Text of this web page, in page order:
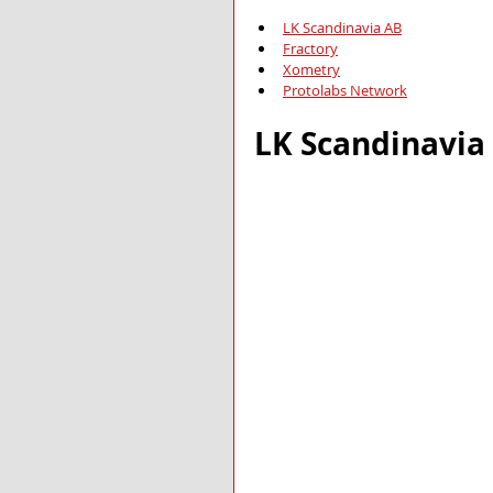
LK Scandinavia AB
Fractory
Xometry
Protolabs Network
LK Scandinavia